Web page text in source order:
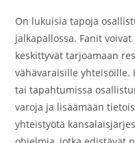
On lukuisia tapoja
jalkapallossa. Fanit
keskittyvät tarjoamaan
vähävaraisille yhteisöille.
tai tapahtumissa
varoja ja lisäämään
yhteistyötä